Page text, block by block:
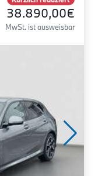
38.890,00€
MwSt. ist ausweisbar